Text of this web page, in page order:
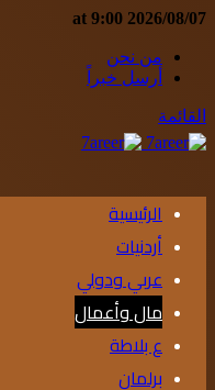
2026/08/07 at 9:00
من نحن
أرسل خبراً
القائمة
الرئيسية
أردنيات
عربي ودولي
مال وأعمال
ع بلاطة
برلمان